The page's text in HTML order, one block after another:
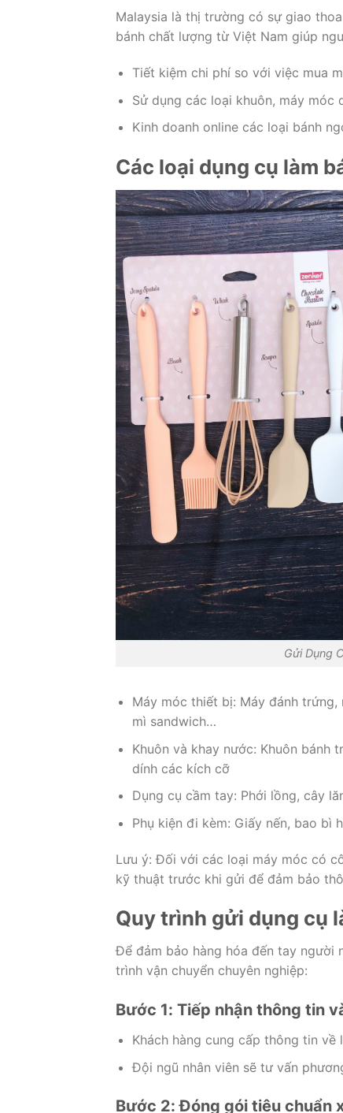
Malaysia là thị trường có sự giao
bánh chất lượng từ Việt Nam giúp
Tiết kiệm chi phí so với việc mua
Sử dụng các loại khuôn, máy móc
Kinh doanh online các loại bánh
Các loại dụng cụ làm
Gửi Dụng
Máy móc thiết bị: Máy đánh
mì sandwich…
Khuôn và khay nước: Khuôn bánh
dính các kích cỡ
Dụng cụ cầm tay: Phới lồng, cây
Phụ kiện đi kèm: Giấy nến, bao bì
Lưu ý: Đối với các loại máy móc có
kỹ thuật trước khi gửi để đảm bảo
Quy trình gửi dụng cụ
Để đảm bảo hàng hóa đến tay người
trình vận chuyển chuyên nghiệp:
Bước 1: Tiếp nhận thông tin
Khách hàng cung cấp thông tin
Đội ngũ nhân viên sẽ tư vấn
Bước 2: Đóng gói tiêu chuẩn